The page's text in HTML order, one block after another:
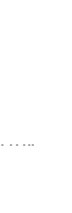
- - - - --